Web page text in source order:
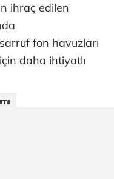
ihraç edilen
fon havuzları
daha ihtiyatlı